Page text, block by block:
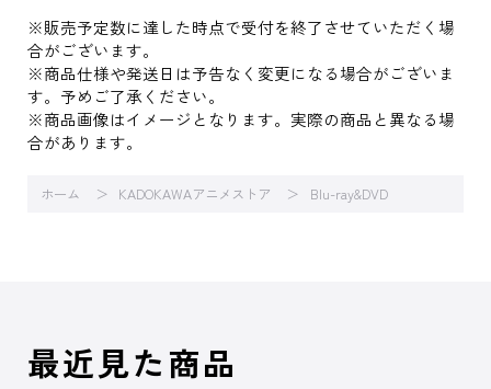
※販売予定数に達した時点で受付を終了させていただく場
合がございます。
※商品仕様や発送日は予告なく変更になる場合がございま
す。予めご了承ください。
※商品画像はイメージとなります。実際の商品と異なる場
合があります。
ホーム KADOKAWAアニメストア Blu-ray&DVD
最近見た商品